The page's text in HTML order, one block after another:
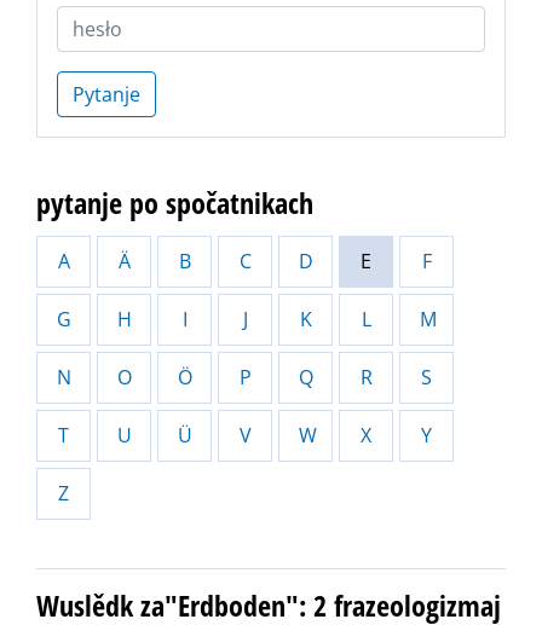
Pytanje
pytanje po spočatnikach
A Ä B C D E F
G H I J K L M
N O Ö P Q R S
T U Ü V W X Y
Z
Wuslědk za"Erdboden": 2 frazeologizmaj